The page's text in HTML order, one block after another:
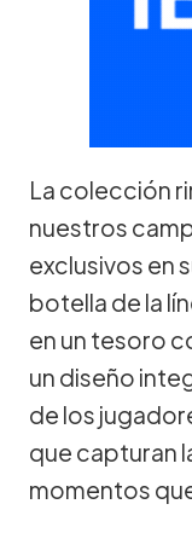
La colección
nuestros
exclusivos en
botella de la
en un tesoro
un diseño
de los
que capturan
momentos